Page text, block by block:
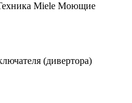
Miele Моющие
(дивертора)